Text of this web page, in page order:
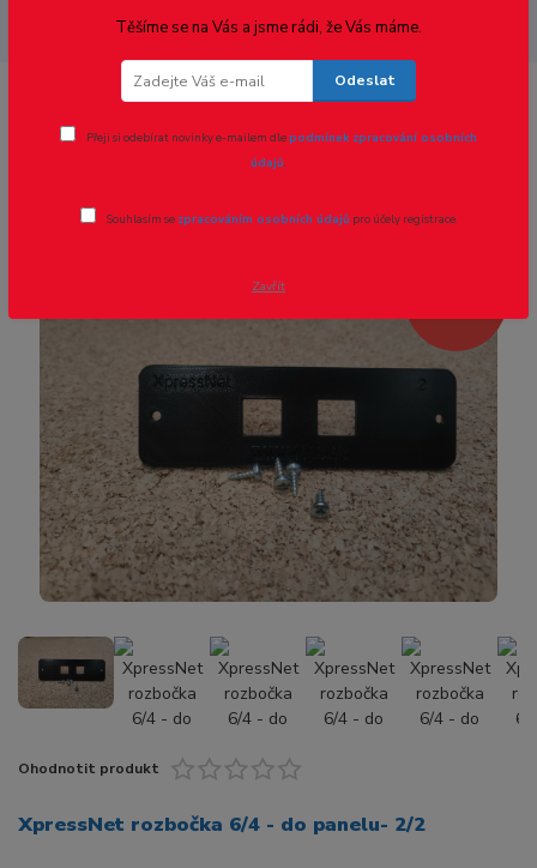
rozbočka 6/4 - do panelu - 2/2
Ohodnotit produkt
XpressNet rozbočka 6/4 - do panelu- 2/2
Těšíme se na Vás a jsme rádi, že Vás máme.
Odeslat
Přeji si odebírat novinky e-mailem dlepodmínek zpracování osobních
údajů.
Souhlasím se zpracováním osobních údajů pro účely registrace.
Zavřít